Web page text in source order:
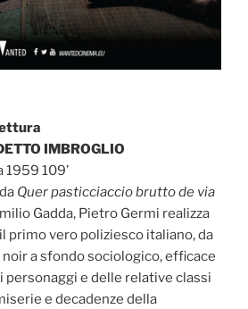
IMBROGLIO
109’
Quer pasticciaccio brutto de via
Gadda, Pietro Germi realizza
primo vero poliziesco italiano, da
a sfondo sociologico, efficace
personaggi e delle relative classi
e decadenze della